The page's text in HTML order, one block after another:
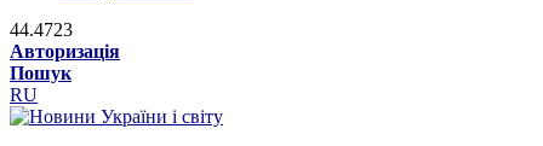
44.4723
Авторизація
Пошук
RU